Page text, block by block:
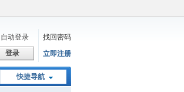
自动登录
找回密码
登录 立即注册
快捷导航